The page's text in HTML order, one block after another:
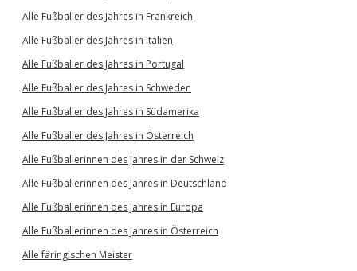
Alle Fußballer des Jahres in Frankreich
Alle Fußballer des Jahres in Italien
Alle Fußballer des Jahres in Portugal
Alle Fußballer des Jahres in Schweden
Alle Fußballer des Jahres in Südamerika
Alle Fußballer des Jahres in Österreich
Alle Fußballerinnen des Jahres in der Schweiz
Alle Fußballerinnen des Jahres in Deutschland
Alle Fußballerinnen des Jahres in Europa
Alle Fußballerinnen des Jahres in Österreich
Alle färingischen Meister